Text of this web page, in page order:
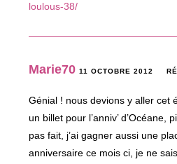
loulous-38/
Marie70 11 OCTOBRE 2012
Génial ! nous devions y aller cet
un billet pour l’anniv’ d’Océane,
pas fait, j’ai gagner aussi une
anniversaire ce mois ci, je ne